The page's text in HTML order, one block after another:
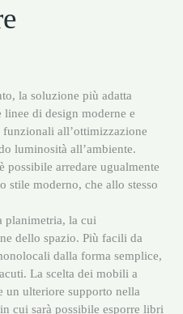
la soluzione più adatta
linee di design moderne e
funzionali all’ottimizzazione
luminosità all’ambiente.
arredare ugualmente
stile moderno, che allo stesso
planimetria, la cui
dello spazio. Più facili da
dalla forma semplice,
La scelta dei mobili a
un ulteriore supporto nella
cui sarà possibile esporre libri